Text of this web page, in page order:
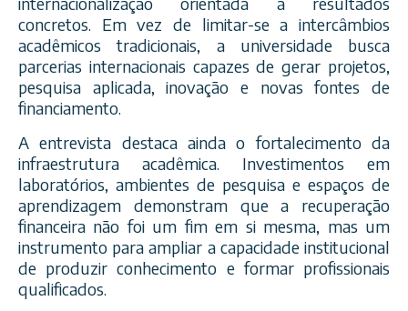
concretos. Em vez de limitar-se a intercâmbios
acadêmicos tradicionais, a universidade busca
parcerias internacionais capazes de gerar projetos,
pesquisa aplicada, inovação e novas fontes de
financiamento.
A entrevista destaca ainda o fortalecimento da
infraestrutura acadêmica. Investimentos em
laboratórios, ambientes de pesquisa e espaços de
aprendizagem demonstram que a recuperação
financeira não foi um fim em si mesma, mas um
instrumento para ampliar a capacidade institucional
de produzir conhecimento e formar profissionais
qualificados.